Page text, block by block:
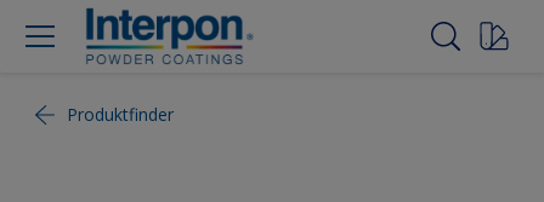
Produktfinder